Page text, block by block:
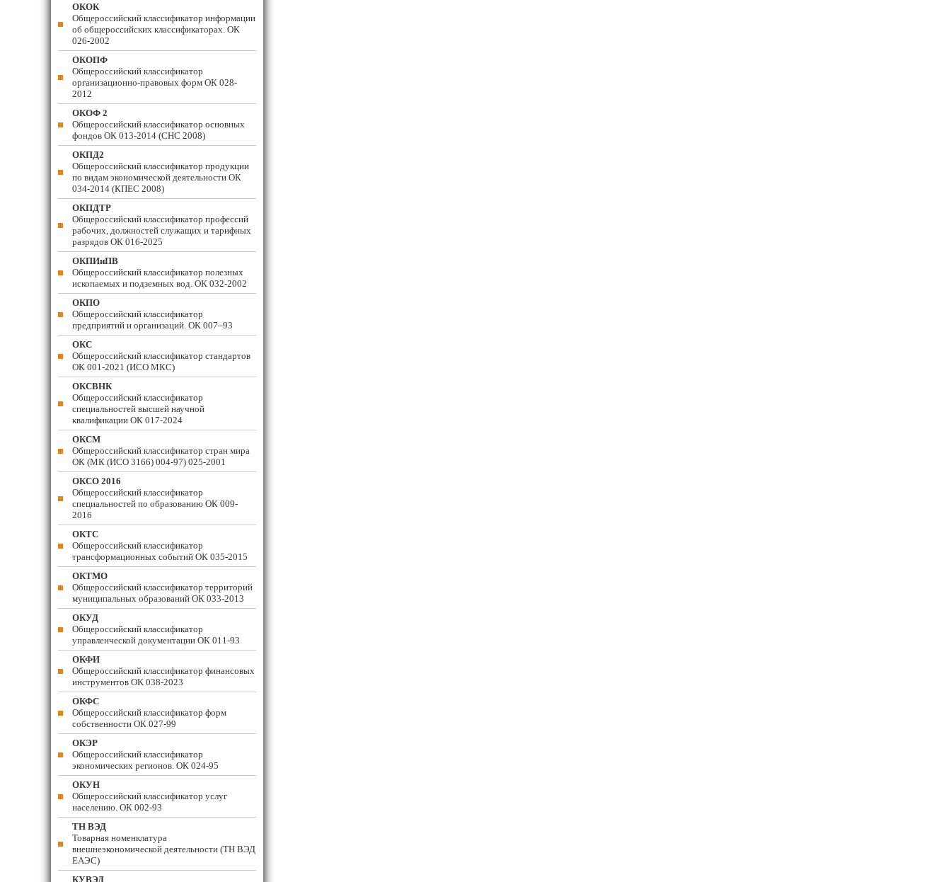
ОКОК
Общероссийский классификатор информации
об общероссийских классификаторах. ОК
026-2002
ОКОПФ
Общероссийский классификатор
организационно-правовых форм ОК 028-
2012
ОКОФ 2
Общероссийский классификатор основных
фондов ОК 013-2014 (СНС 2008)
ОКПД2
Общероссийский классификатор продукции
по видам экономической деятельности ОК
034-2014 (КПЕС 2008)
ОКПДТР
Общероссийский классификатор профессий
рабочих, должностей служащих и тарифных
разрядов ОК 016-2025
ОКПИиПВ
Общероссийский классификатор полезных
ископаемых и подземных вод. ОК 032-2002
ОКПО
Общероссийский классификатор
предприятий и организаций. ОК 007–93
ОКС
Общероссийский классификатор стандартов
ОК 001-2021 (ИСО МКС)
ОКСВНК
Общероссийский классификатор
специальностей высшей научной
квалификации ОК 017-2024
ОКСМ
Общероссийский классификатор стран мира
ОК (МК (ИСО 3166) 004-97) 025-2001
ОКСО 2016
Общероссийский классификатор
специальностей по образованию ОК 009-
2016
ОКТС
Общероссийский классификатор
трансформационных событий ОК 035-2015
ОКТМО
Общероссийский классификатор территорий
муниципальных образований ОК 033-2013
ОКУД
Общероссийский классификатор
управленческой документации ОК 011-93
ОКФИ
Общероссийский классификатор финансовых
инструментов OK 038-2023
ОКФС
Общероссийский классификатор форм
собственности ОК 027-99
ОКЭР
Общероссийский классификатор
экономических регионов. ОК 024-95
ОКУН
Общероссийский классификатор услуг
населению. ОК 002-93
ТН ВЭД
Товарная номенклатура
внешнеэкономической деятельности (ТН ВЭД
ЕАЭС)
КУВЭД